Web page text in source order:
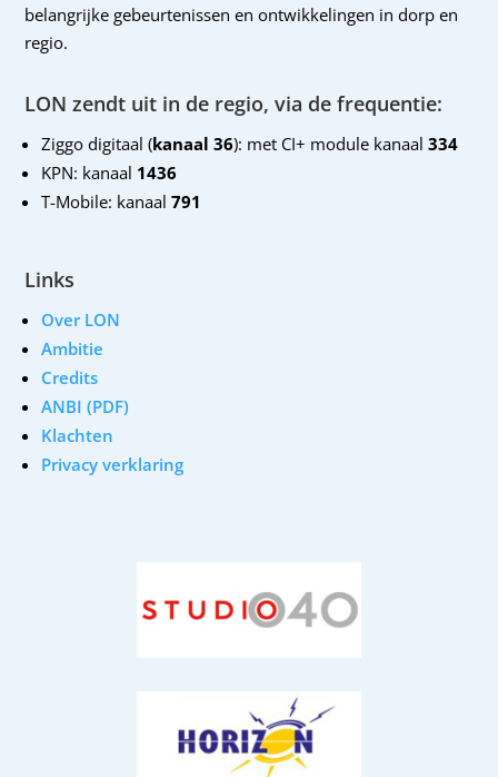
belangrijke gebeurtenissen en ontwikkelingen in dorp en
regio.
LON zendt uit in de regio, via de frequentie:
Ziggo digitaal (kanaal 36): met CI+ module kanaal 334
KPN: kanaal 1436
T-Mobile: kanaal791
Links
Over LON
Ambitie
Credits
ANBI (PDF)
Klachten
Privacy verklaring